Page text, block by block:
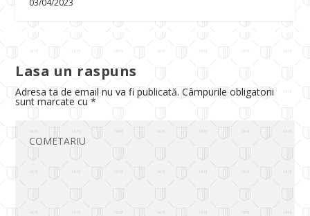
03/04/2023
Lasa un raspuns
Adresa ta de email nu va fi publicată. Câmpurile obligatorii
sunt marcate cu*